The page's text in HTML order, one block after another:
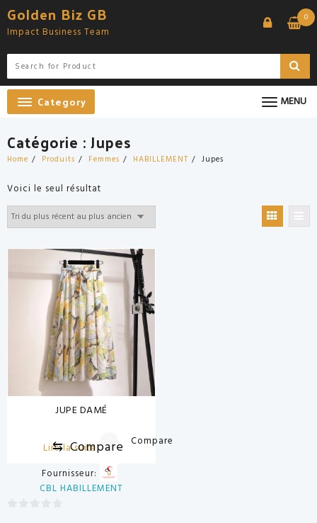
Skip
to
content
Golden Biz GB
Impact Business Team
0
Category MENU
Catégorie :Jupes
Home Produits Femmes HABILLEMENT Jupes
Voici le seul résultat
JUPE DAMÉ
Lire la suite
⇆ Compare Compare
Fournisseur:
CBL HABILLEMENT